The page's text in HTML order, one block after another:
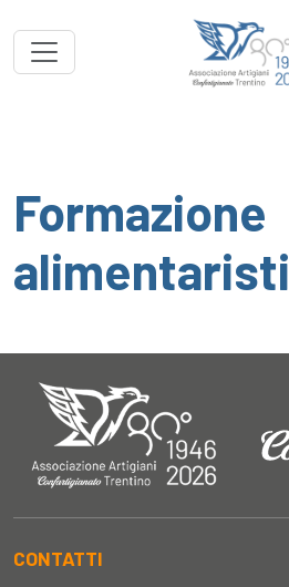
Formazione
alimentaristi
CONTATTI